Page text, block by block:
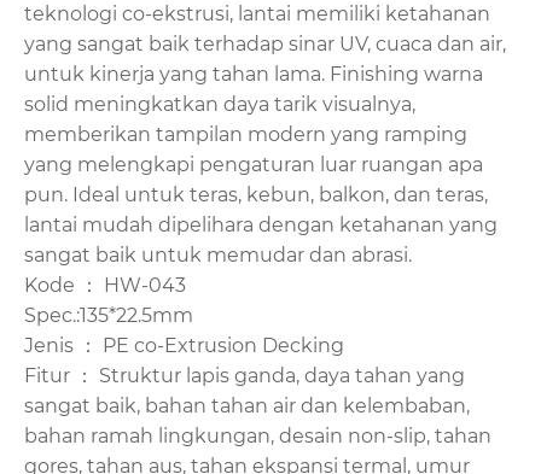
teknologi co-ekstrusi, lantai memiliki ketahanan
yang sangat baik terhadap sinar UV, cuaca dan air,
untuk kinerja yang tahan lama. Finishing warna
solid meningkatkan daya tarik visualnya,
memberikan tampilan modern yang ramping
yang melengkapi pengaturan luar ruangan apa
pun. Ideal untuk teras, kebun, balkon, dan teras,
lantai mudah dipelihara dengan ketahanan yang
sangat baik untuk memudar dan abrasi.
Kode ： HW-043
Spec.:135*22.5mm
Jenis ： PE co-Extrusion Decking
Fitur ： Struktur lapis ganda, daya tahan yang
sangat baik, bahan tahan air dan kelembaban,
bahan ramah lingkungan, desain non-slip, tahan
gores, tahan aus, tahan ekspansi termal, umur